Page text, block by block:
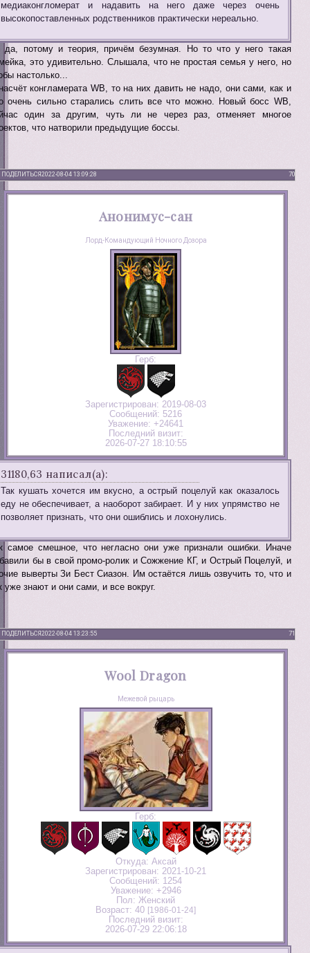
медиаконгломерат и надавить на него даже через очень
высокопоставленных родственников практически нереально.
да, потому и теория, причём безумная. Но то что у него такая
это удивительно. Слышала, что не простая семья у него, но
настолько...
конгламерата WB, то на них давить не надо, они сами, как и
очень сильно старались слить все что можно. Новый босс WB,
один за другим, чуть ли не через раз, отменяет многое
что натворили предыдущие боссы.
ПОДЕЛИТЬСЯ 70
2022-08-04 13:09:28
Анонимус-сан
Лорд-Командующий Ночного Дозора
Герб:
Зарегистрирован: 2019-08-03
Сообщений: 5216
Уважение: +24641
Последний визит:
2026-07-27 18:10:55
31180,63 написал(а):
Так кушать хочется им вкусно, а острый поцелуй как оказалось
еду не обеспечивает, а наоборот забирает. И у них упрямство не
позволяет признать, что они ошиблись и лохонулись.
самое смешное, что негласно они уже признали ошибки. Иначе
бы в свой промо-ролик и Сожжение КГ, и Острый Поцелуй, и
выверты Зи Бест Сиазон. Им остаётся лишь озвучить то, что и
уже знают и они сами, и все вокруг.
ПОДЕЛИТЬСЯ 71
2022-08-04 13:23:55
Wool Dragon
Межевой рыцарь
Герб:
Откуда: Аксай
Зарегистрирован: 2021-10-21
Сообщений: 1254
Уважение: +2946
Пол: Женский
Возраст: 40 [1986-01-24]
Последний визит:
2026-07-29 22:06:18